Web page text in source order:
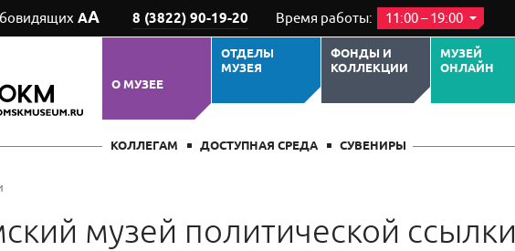
АА 8 (3822) 90-19-20 Время работы: 11:00 – 19:00
О МУЗЕЕ
ОТДЕЛЫ
МУЗЕЯ
ФОНДЫ И
КОЛЛЕКЦИИ
МУЗЕЙ
ОНЛАЙН
КОЛЛЕГАМ ДОСТУПНАЯ СРЕДА СУВЕНИРЫ
музей политической ссылки